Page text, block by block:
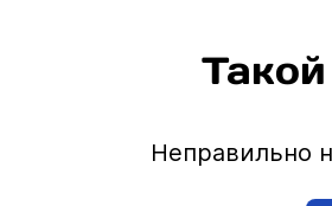
Неправильно